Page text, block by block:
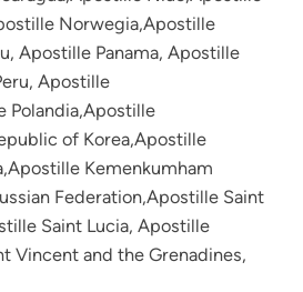
Norwegia,Apostille
Apostille Panama, Apostille
Apostille
Polandia,Apostille
of Korea,Apostille
Kemenkumham
Federation,Apostille Saint
Saint Lucia, Apostille
Vincent and the Grenadines,